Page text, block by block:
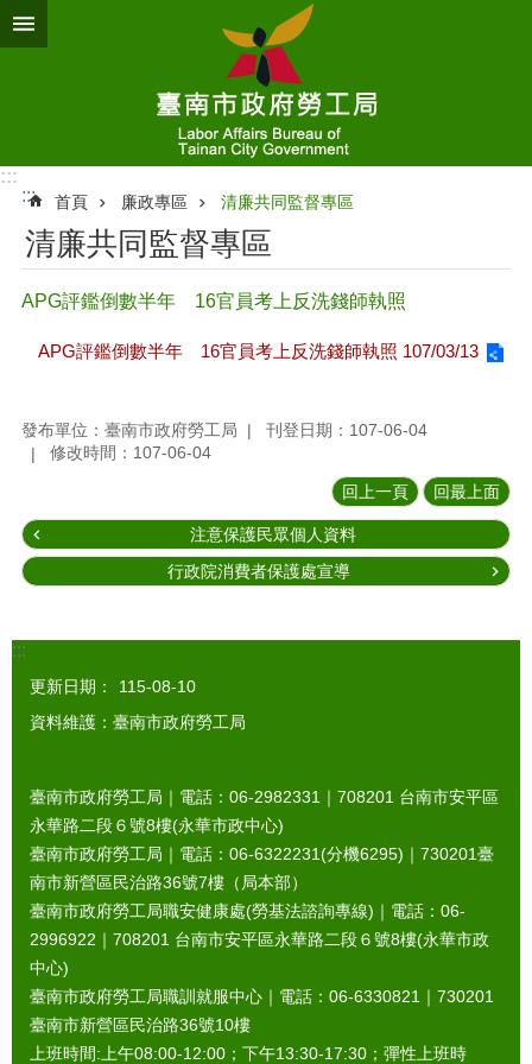
跳到主要內容區塊
:::
:::
首頁 廉政專區 清廉共同監督專區
清廉共同監督專區
APG評鑑倒數半年 16官員考上反洗錢師執照
APG評鑑倒數半年 16官員考上反洗錢師執照 107/03/13
發布單位：臺南市政府勞工局
刊登日期：107-06-04
修改時間：107-06-04
回上一頁 回最上面
注意保護民眾個人資料
行政院消費者保護處宣導
:::
更新日期：
115-08-10
資料維護：臺南市政府勞工局
臺南市政府勞工局｜電話：06-2982331｜ 708201 台南市安平區
永華路二段６號8樓(永華市政中心)
臺南市政府勞工局｜電話：06-6322231(分機6295)｜ 730201臺
南市新營區民治路36號7樓（局本部）
臺南市政府勞工局職安健康處(勞基法諮詢專線)｜電話：06-
2996922｜ 708201 台南市安平區永華路二段６號8樓(永華市政
中心)
臺南市政府勞工局職訓就服中心｜電話：06-6330821｜ 730201
臺南市新營區民治路36號10樓
上班時間:上午08:00-12:00；下午13:30-17:30；彈性上班時